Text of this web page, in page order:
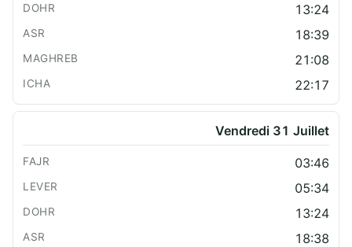
13:24
18:39
21:08
22:17
Vendredi 31 Juillet
03:46
05:34
13:24
18:38